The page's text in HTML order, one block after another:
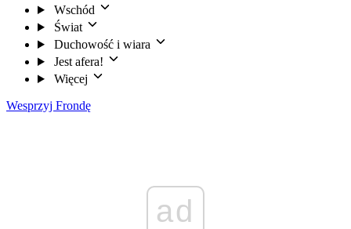
Wschód
Świat
Duchowość i wiara
Jest afera!
Więcej
Wesprzyj Frondę
ad